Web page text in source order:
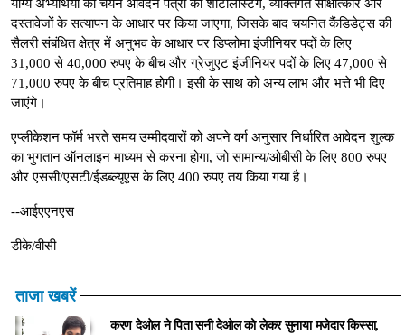
योग्य अभ्यर्थियों का चयन आवेदन पत्रों की शॉर्टलिस्टिंग, व्यक्तिगत साक्षात्कार और
दस्तावेजों के सत्यापन के आधार पर किया जाएगा, जिसके बाद चयनित कैंडिडेट्स की
सैलरी संबंधित क्षेत्र में अनुभव के आधार पर डिप्लोमा इंजीनियर पदों के लिए
31,000 से 40,000 रुपए के बीच और ग्रेजुएट इंजीनियर पदों के लिए 47,000 से
71,000 रुपए के बीच प्रतिमाह होगी। इसी के साथ को अन्य लाभ और भत्ते भी दिए
जाएंगे।
एप्लीकेशन फॉर्म भरते समय उम्मीदवारों को अपने वर्ग अनुसार निर्धारित आवेदन शुल्क
का भुगतान ऑनलाइन माध्यम से करना होगा, जो सामान्य/ओबीसी के लिए 800 रुपए
और एससी/एसटी/ईडब्ल्यूएस के लिए 400 रुपए तय किया गया है।
--आईएएनएस
डीके/वीसी
ताजा खबरें
करण देओल ने पिता सनी देओल को लेकर सुनाया मजेदार किस्सा,